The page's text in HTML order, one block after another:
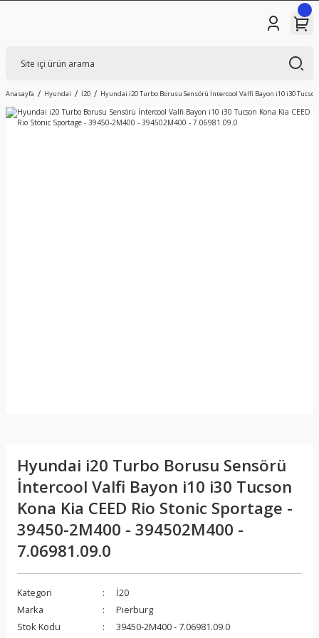
Anasayfa Hyundai İ20 Hyundai i20 Turbo Borusu Sensörü İntercool Valfi Bayon i10 i30 Tucson
Hyundai i20 Turbo Borusu Sensörü
İntercool Valfi Bayon i10 i30 Tucson
Kona Kia CEED Rio Stonic Sportage -
39450-2M400 - 394502M400 -
7.06981.09.0
Kategori
İ20
Marka
Pierburg
Stok Kodu
39450-2M400 - 7.06981.09.0